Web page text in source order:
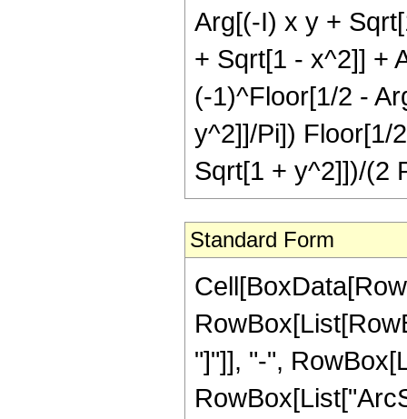
Arg[(-I) x y +
+ Sqrt[1 - x^2]] +
(-1)^Floor[1/2 -
y^2]]/Pi]) Floor[1/
Sqrt[1 + y^2]])/(2
Standard Form
"]"]], "-",